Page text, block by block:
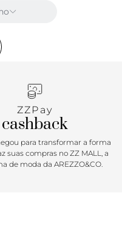
ZZPay
cashback
para transformar a forma
suas compras no ZZ MALL, a
de moda da AREZZO&CO.